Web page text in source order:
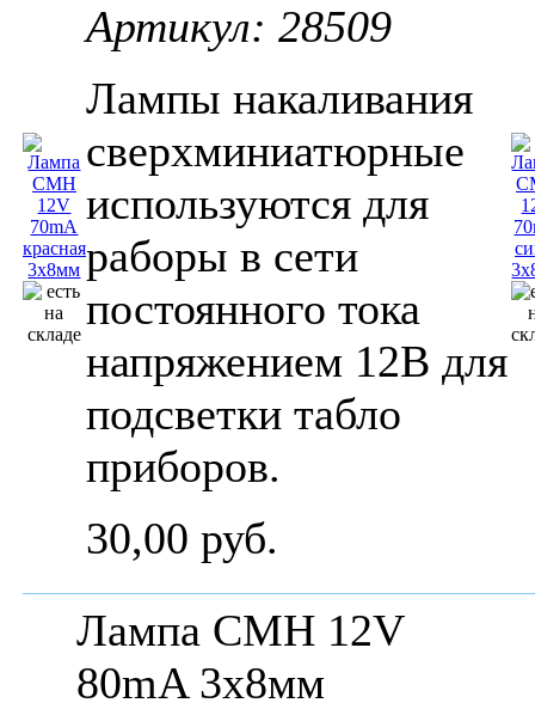
Артикул: 28509
Лампы накаливания
сверхминиатюрные
используются для
раборы в сети
постоянного тока
напряжением 12В для
подсветки табло
приборов.
30,00 руб.
Лампа СМН 12V
80mA 3x8мм